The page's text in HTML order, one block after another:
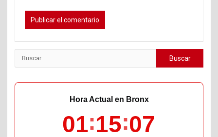
Buscar:
Hora Actual en Bronx
01 15 08